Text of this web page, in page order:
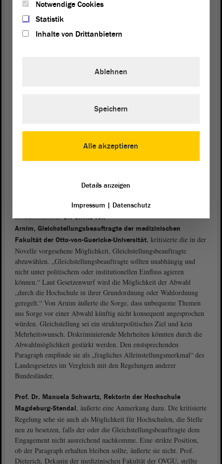
Markus Schulze sprach im Namen des
Magedburger Uniklinikums
Fakultätsvorstand und Klinikumsvorstand eng zusammen, lobte er.
Die Rechte des Fakultätsrates würden ausgeweitet, klare
die Novelle auch ein externes Mitglied eines Uniklinik-Aufsichtsrats
dessen zu dessen Vorsitz ernannt werden kann. Laut aktuellem
Resümee, sei die Novelle positiv zu bewerten. Das Grundproblem –
aufeinander zubewegen“ müssten – bleibe bestehen. Fabian Stumm,
anschließend auf seinen Redebeitrag, aber stand für Fragen zur
Verfügung.
Kritik an Abwahlregelung für
Gleichstellungsbeauftragte
Änderungen im Bereich der Gleichstellungsbeauftragten sorgten für
Diskussionsstoff.Dr. Ulrike von
Arnim, Gleichstellungsbeauftragte der medizinischen
Fakultät der Otto-von-Guericke-Universität, kritisierte die in der
Novelle vorgesehene Möglichkeit, Gleichstellungsbeauftragte
abzuwählen. „Gleichstellungsbeauftragte sollten unabhängig und
nicht unter politischem oder institutionellen Einfluss agieren
können.“ Laut Gesetzenwurf wird die Möglichkeit der Abwahl
„durch die Hochschule in ihrer Grundordnung oder Wahlordnung
geregelt.“ Von Arnim äußerte die Sorge, dass unbequeme Themen
aus Sorge vor einer Abwahl künftig nicht konsequent angesprochen
würden. Gleichstellung sei ein strukturpolitisches Ziel und kein
Mehrheitswunsch. Diskriminierende Mehrheiten könnten durch die
Abwahlmöglichkeit gestärkt werden. Den enstsprechenden
Paragraph empfinde sie als „fragliches Alleinstellungsmerkmal“ des
Landesgesetzes im Vergleich mit den Regelungen anderer
Bundesländer.
Prof. Dr. Manuela Schwartz, Rektorin der Hochschule
Magdeburg-Stendal, äußerte eine Anmerkung dazu. Die kritisierte
Regelung sehe sie auch als Möglichkeit für Hochschulen, die Stelle
neu zu besetzen, falls der oder die Gleichstellungsbeauftragte dem
Engagement nicht ausreichend nachkomme. Eine strikte Position,
ob der Paragraph erhalten bleiben sollte, äußerte sie nicht. Prof.
Dieterich, Dekanin der medizinischen Fakultät der OVGU, stellte
Notwendige Cookies
Statistik
Inhalte von Drittanbietern
Alle akzeptieren
Ablehnen
Speichern
Details anzeigen
Impressum| Datenschutz